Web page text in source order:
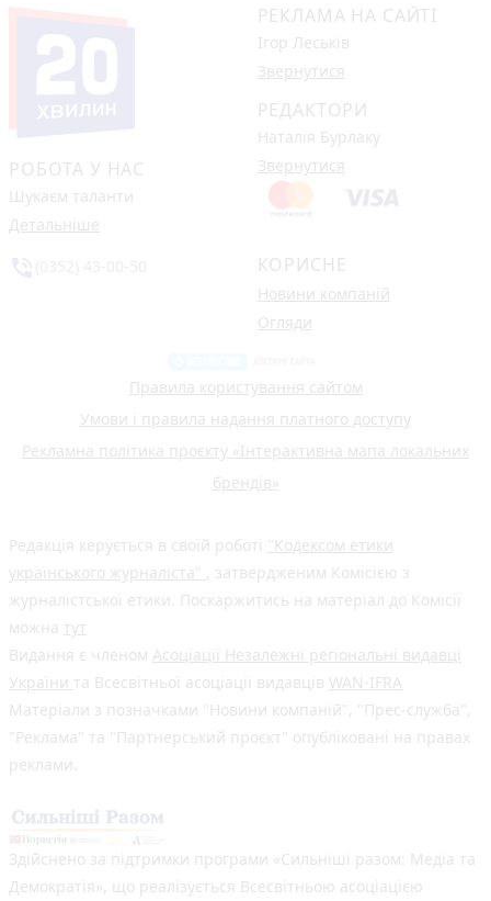
РОБОТА У НАС
Шукаєм таланти
Детальніше
РЕКЛАМА НА САЙТІ
Ігор Леськів
Звернутися
РЕДАКТОРИ
Наталія Бурлаку
Звернутися
КОРИСНЕ
Новини компаній
Огляди
Правила користування сайтом
Умови і правила надання платного доступу
Рекламна політика проєкту «Інтерактивна мапа локальних
брендів»
Редакція керується в своїй роботі "Кодексом етики
українського журналіста" , затвердженим Комісією з
журналістської етики. Поскаржитись на матеріал до Комісії
можна тут
Видання є членом Асоціації Незалежні регіональні видавці
України та Всесвітньої асоціації видавців WAN-IFRA
Матеріали з позначками "Новини компаній", "Прес-служба",
"Реклама" та "Партнерський проєкт" опубліковані на правах
реклами.
Здійснено за підтримки програми «Сильніші разом: Медіа та
Демократія», що реалізується Всесвітньою асоціацією